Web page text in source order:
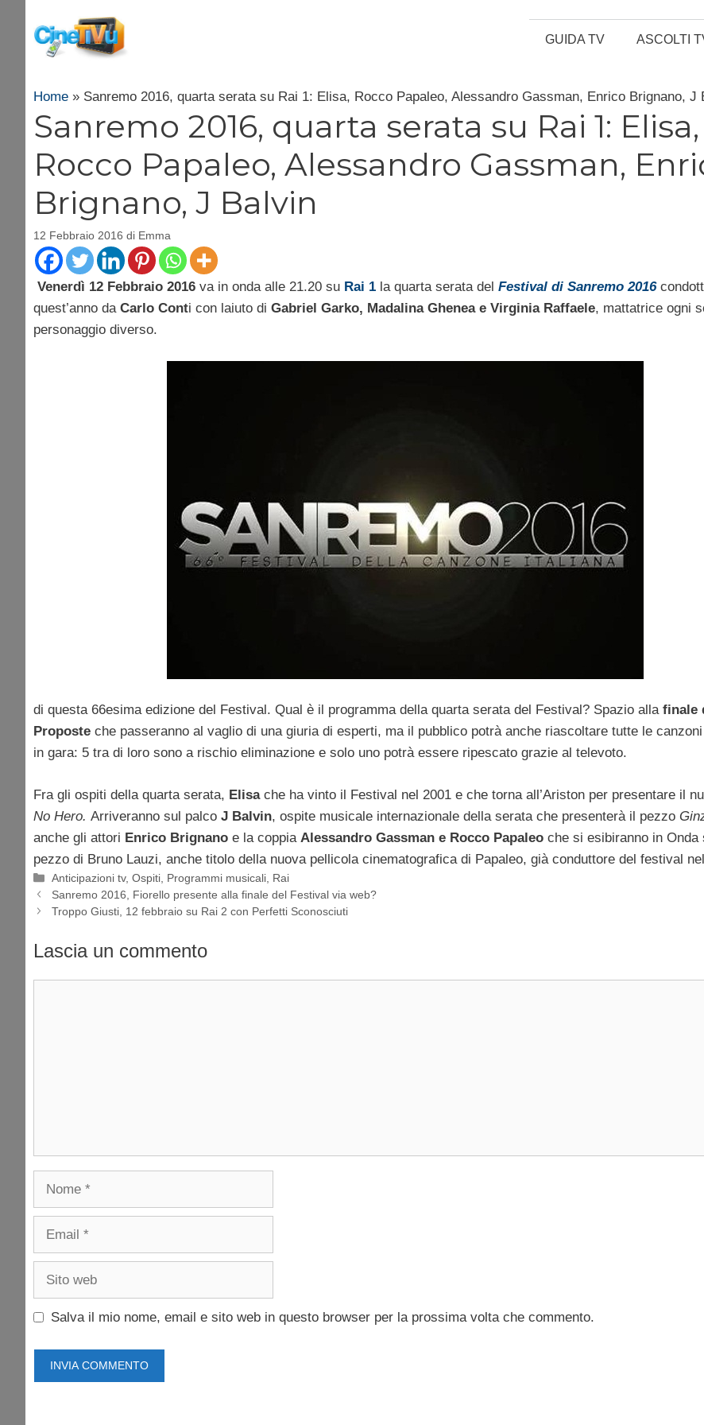
contenuto
GUIDA TV ASCOLTI
Home » Sanremo 2016, quarta serata su Rai 1: Elisa, Rocco Papaleo, Alessandro Gassman, Enrico Brignano, J
Sanremo 2016, quarta serata su Rai 1: Elisa,
Rocco Papaleo, Alessandro Gassman,
Brignano, J Balvin
12 Febbraio 2016 di Emma
Venerdì 12 Febbraio 2016 va in onda alle 21.20 su Rai 1 la quarta serata del Festival di Sanremo 2016
quest’anno da Carlo Conti con laiuto di Gabriel Garko, Madalina Ghenea e Virginia Raffaele, mattatrice ogni
personaggio diverso.
di questa 66esima edizione del Festival. Qual è il programma della quarta serata del Festival? Spazio alla finale
Proposte che passeranno al vaglio di una giuria di esperti, ma il pubblico potrà anche riascoltare tutte le
in gara: 5 tra di loro sono a rischio eliminazione e solo uno potrà essere ripescato grazie al televoto.
Fra gli ospiti della quarta serata, Elisa che ha vinto il Festival nel 2001 e che torna all’Ariston per presentare il
No Hero. Arriveranno sul palco J Balvin, ospite musicale internazionale della serata che presenterà il pezzo
anche gli attori Enrico Brignano e la coppia Alessandro Gassman e Rocco Papaleo che si esibiranno in Onda
pezzo di Bruno Lauzi, anche titolo della nuova pellicola cinematografica di Papaleo, già conduttore del festival
Categorie
Anticipazioni tv,Ospiti Programmi musicali Rai
Sanremo 2016, Fiorello presente alla finale del Festival via web?
Troppo Giusti, 12 febbraio su Rai 2 con Perfetti Sconosciuti
Lascia un commento
Nome
Email
Sito
Salva il mio nome, email e sito web in questo browser per la prossima volta che commento.